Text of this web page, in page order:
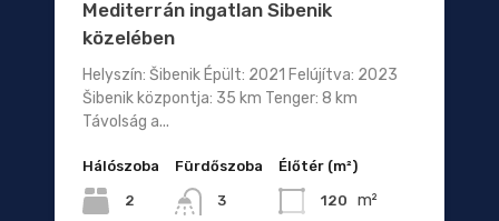
Mediterrán ingatlan Sibenik
közelében
Helyszín: Šibenik Épült: 2021 Felújítva: 2023
Šibenik központja: 35 km Tenger: 8 km
Távolság a...
Hálószoba
2
Fürdőszoba
3
Élőtér (m²)
120 m²